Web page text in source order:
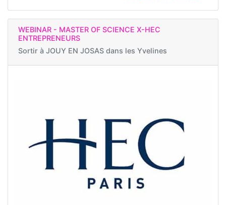
WEBINAR - MASTER OF SCIENCE X-HEC
ENTREPRENEURS
Sortir à JOUY EN JOSAS dans les Yvelines